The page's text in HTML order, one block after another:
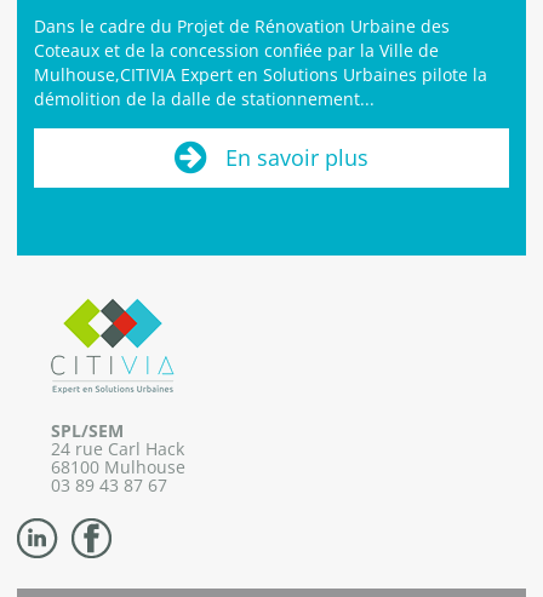
Dans le cadre du Projet de Rénovation Urbaine des
Coteaux et de la concession confiée par la Ville de
Mulhouse,CITIVIA Expert en Solutions Urbaines pilote la
démolition de la dalle de stationnement...
En savoir plus
SPL/SEM
24 rue Carl Hack
68100 Mulhouse
03 89 43 87 67